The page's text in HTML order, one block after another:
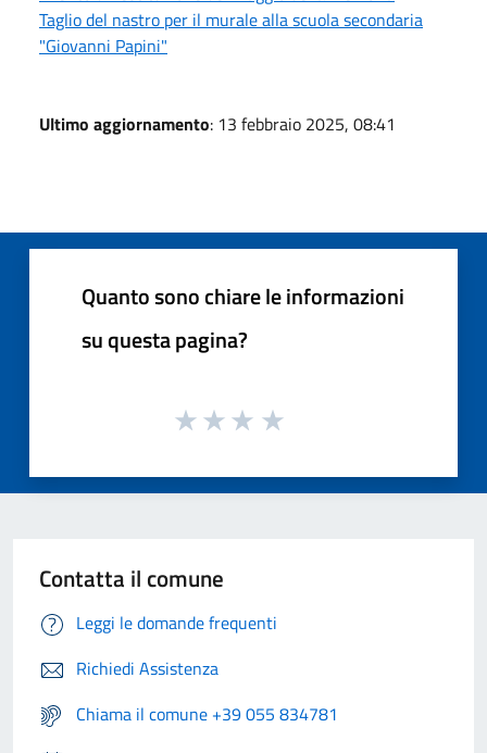
Taglio del nastro per il murale alla scuola secondaria
"Giovanni Papini"
Ultimo aggiornamento: 13 febbraio 2025, 08:41
Quanto sono chiare le informazioni
su questa pagina?
Contatta il comune
Leggi le domande frequenti
Richiedi Assistenza
Chiama il comune +39 055 834781